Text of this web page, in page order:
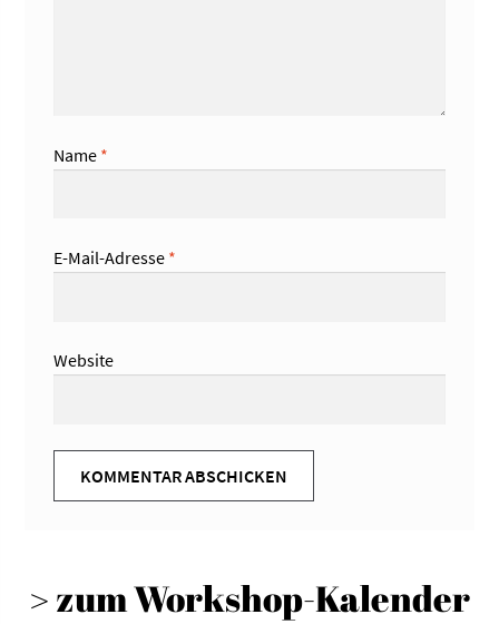
Name *
E-Mail-Adresse *
Website
> zum Workshop-Kalender